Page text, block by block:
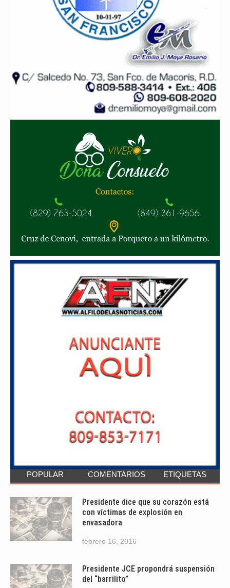
POPULAR COMENTARIOS ETIQUETAS
Presidente dice que su corazón está
con víctimas de explosión en
envasadora
febrero 16, 2016
Presidente JCE propondrá suspensión
del “barrilito”